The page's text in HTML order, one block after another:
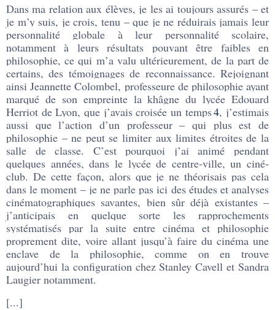
Dans ma relation aux élèves, je les ai toujours assurés – et
je m’y suis, je crois, tenu – que je ne réduirais jamais leur
personnalité globale à leur personnalité scolaire,
notamment à leurs résultats pouvant être faibles en
philosophie, ce qui m’a valu ultérieurement, de la part de
certains, des témoignages de reconnaissance. Rejoignant
ainsi Jeannette Colombel, professeure de philosophie ayant
marqué de son empreinte la khâgne du lycée Edouard
Herriot de Lyon, que j’avais croisée un temps4, j’estimais
aussi que l’action d’un professeur – qui plus est de
philosophie – ne peut se limiter aux limites étroites de la
salle de classe. C’est pourquoi j’ai animé pendant
quelques années, dans le lycée de centre-ville, un ciné-
club. De cette façon, alors que je ne théorisais pas cela
dans le moment – je ne parle pas ici des études et analyses
cinématographiques savantes, bien sûr déjà existantes –
j’anticipais en quelque sorte les rapprochements
systématisés par la suite entre cinéma et philosophie
proprement dite, voire allant jusqu’à faire du cinéma une
enclave de la philosophie, comme on en trouve
aujourd’hui la configuration chez Stanley Cavell et Sandra
Laugier notamment.
[...]